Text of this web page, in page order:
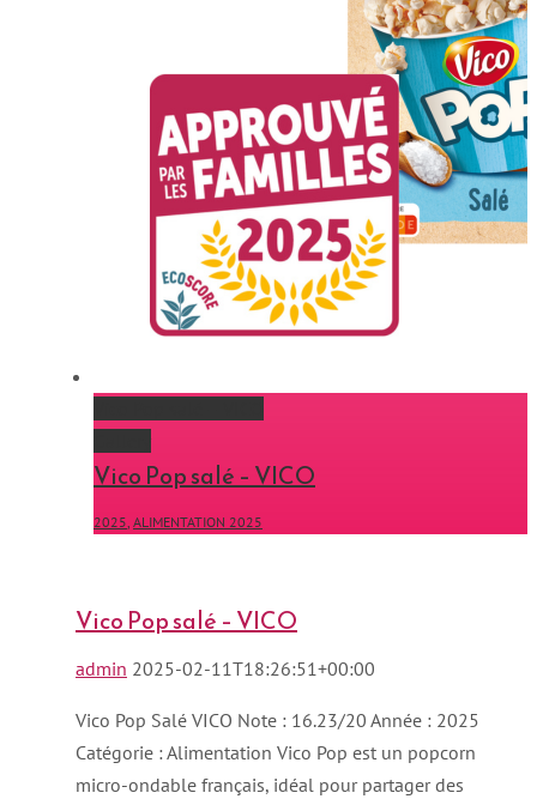
Vico Pop salé – VICO
2025 ALIMENTATION 2025
Vico Pop salé – VICO
admin 2025-02-11T18:26:51+00:00
Vico Pop Salé VICO Note : 16.23/20 Année : 2025
Catégorie : Alimentation Vico Pop est un popcorn
micro-ondable français, idéal pour partager des